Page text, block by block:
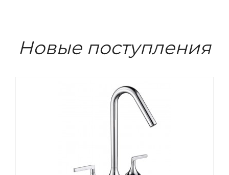
Новые поступления